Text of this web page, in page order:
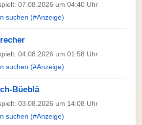
07.08.2026 um 04:40 Uhr
suchen (#Anzeige)
04.08.2026 um 01:58 Uhr
suchen (#Anzeige)
Büeblä
03.08.2026 um 14:08 Uhr
suchen (#Anzeige)